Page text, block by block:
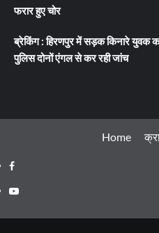
फरार हुए चोर
ब्रेकिंग : हिरणपुर में सड़क किनारे युवक
पुलिस दोनों एंगल से कर रही जांच
Home
Facebook
Youtube